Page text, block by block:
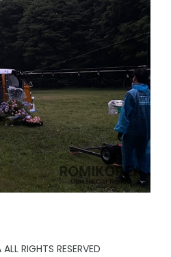
RIGHTS RESERVED